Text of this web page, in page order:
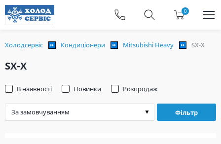
0
Холодсервіс Кондиціонери Mitsubishi Heavy SX-X
SX-X
Фільтр
В наявності Новинки Розпродаж